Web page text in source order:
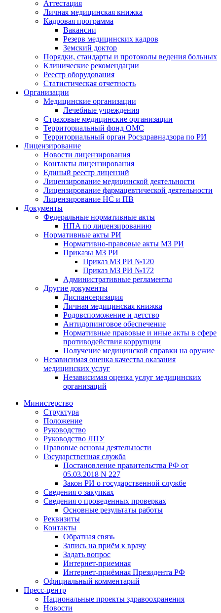
Аттестация
Личная медицинская книжка
Кадровая программа
Вакансии
Резерв медицинских кадров
Земский доктор
Порядки, стандарты и протоколы ведения больных
Клинические рекомендации
Реестр оборудования
Статистическая отчетность
Организации
Медицинские организации
Лечебные учреждения
Страховые медицинские организации
Территориальный фонд ОМС
Территориальный орган Росздравнадзора по РИ
Лицензирование
Новости лицензирования
Контакты лицензирования
Единый реестр лицензий
Лицензирование медицинской деятельности
Лицензирование фармацевтической деятельности
Лицензирование НС и ПВ
Документы
Федеральные нормативные акты
НПА по лицензированию
Нормативные акты РИ
Нормативно-правовые акты МЗ РИ
Приказы МЗ РИ
Приказ МЗ РИ №120
Приказ МЗ РИ №172
Административные регламенты
Другие документы
Диспансеризация
Личная медицинская книжка
Родовспоможение и детство
Антидопинговое обеспечение
Нормативные правовые и иные акты в сфере
противодействия коррупции
Получение медицинской справки на оружие
Независимая оценка качества оказания
медицинских услуг
Независимая оценка услуг медицинскиx
организаций
Министерство
Структура
Положение
Руководство
Руководство ЛПУ
Правовые основы деятельности
Государственная служба
Постановление правительства РФ от
05.03.2018 N 227
Закон РИ о государственной службе
Сведения о закупках
Сведения о проведенных проверках
Основные результаты работы
Реквизиты
Контакты
Обратная связь
Запись на приём к врачу
Задать вопрос
Интернет-приемная
Интернет-приёмная Президента РФ
Официальный комментарий
Пресс-центр
Национальные проекты здравоохранения
Новости